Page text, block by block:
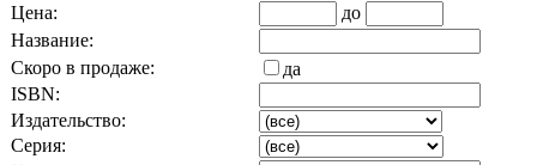
Цена:
до
Название:
Скоро в продаже:
да
ISBN:
Издательство:
Серия: